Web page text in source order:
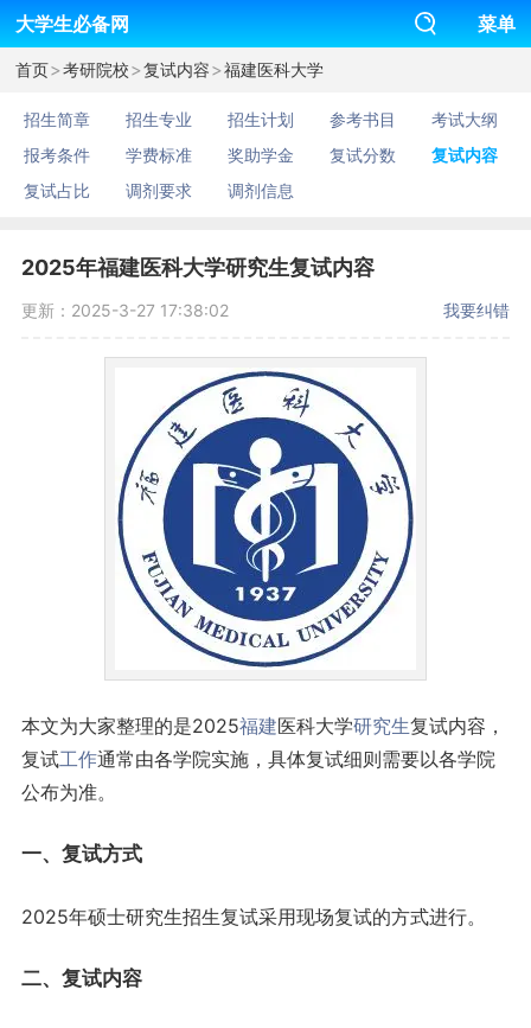
大学生必备网 菜单
首页>考研院校>复试内容>福建医科大学
招生简章 招生专业 招生计划 参考书目
考试大纲
报考条件
学费标准 奖助学金 复试分数
复试内容
复试占比
调剂要求 调剂信息
2025年福建医科大学研究生复试内容
更新：2025-3-27 17:38:02 我要纠错
本文为大家整理的是2025福建医科大学研究生复试内容，
复试工作通常由各学院实施，具体复试细则需要以各学院
公布为准。
一、复试方式
2025年硕士研究生招生复试采用现场复试的方式进行。
二、复试内容